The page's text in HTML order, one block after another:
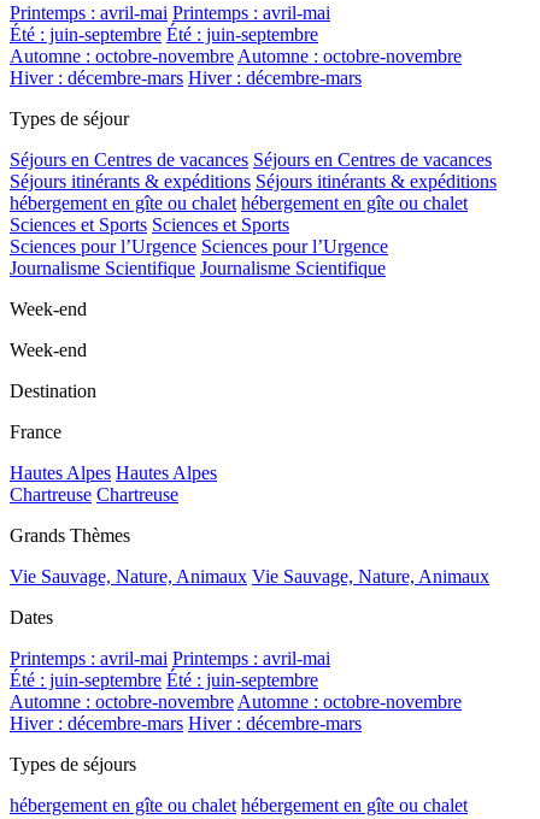
Printemps : avril-mai Printemps : avril-mai
Été : juin-septembre Été : juin-septembre
Automne : octobre-novembre Automne : octobre-novembre
Hiver : décembre-mars Hiver : décembre-mars
Types de séjour
Séjours en Centres de vacances Séjours en Centres de vacances
Séjours itinérants & expéditions Séjours itinérants & expéditions
hébergement en gîte ou chalet hébergement en gîte ou chalet
Sciences et Sports Sciences et Sports
Sciences pour l’Urgence Sciences pour l’Urgence
Journalisme Scientifique Journalisme Scientifique
Week-end
Week-end
Destination
France
Hautes Alpes Hautes Alpes
Chartreuse Chartreuse
Grands Thèmes
Vie Sauvage, Nature, Animaux Vie Sauvage, Nature, Animaux
Dates
Printemps : avril-mai Printemps : avril-mai
Été : juin-septembre Été : juin-septembre
Automne : octobre-novembre Automne : octobre-novembre
Hiver : décembre-mars Hiver : décembre-mars
Types de séjours
hébergement en gîte ou chalet hébergement en gîte ou chalet